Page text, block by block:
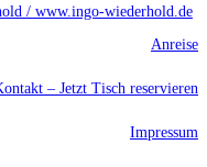
/ www.ingo-wiederhold.de
Anreise
– Jetzt Tisch reservieren
Impressum